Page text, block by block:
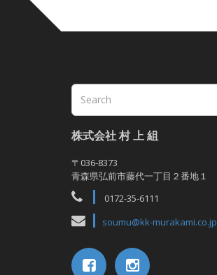
株式会社 村 上 組
〒036-8373
青森県弘前市藤代一丁目２番地１
0172-35-6111
soumu@kk-murakami.co.jp